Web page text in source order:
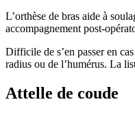
L’orthèse de bras aide à
accompagnement post-
Difficile de s’en passer en
radius ou de l’humérus. La
Attelle de coude